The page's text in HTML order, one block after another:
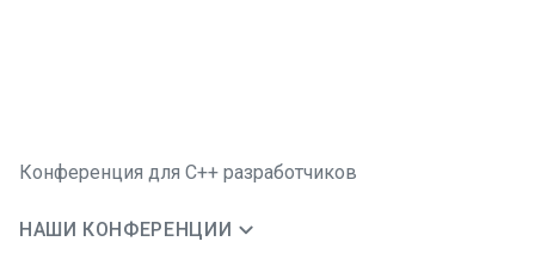
Конференция для C++ разработчиков
НАШИ КОНФЕРЕНЦИИ